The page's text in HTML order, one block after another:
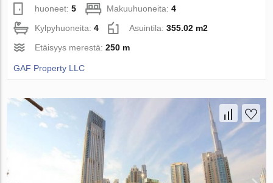
huoneet:5 Makuuhuoneita:4
Kylpyhuoneita:4 Asuintila:355.02 m2
Etäisyys merestä:250 m
GAF Property LLC